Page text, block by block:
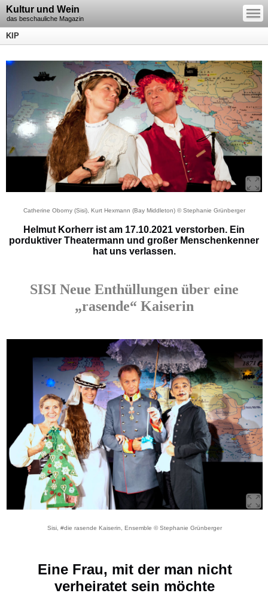
Kultur und Wein
das beschauliche Magazin
—
—
—
KIP
Catherine Oborny (Sisi), Kurt Hexmann (Bay Middleton) © Stephanie Grünberger
Helmut Korherr ist am 17.10.2021 verstorben. Ein
porduktiver Theatermann und großer Menschenkenner
hat uns verlassen.
SISI Neue Enthüllungen über eine
„rasende“ Kaiserin
Sisi, #die rasende Kaiserin, Ensemble © Stephanie Grünberger
Eine Frau, mit der man nicht
verheiratet sein möchte